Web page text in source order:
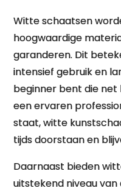
Witte schaatsen
hoogwaardige
garanderen. Dit
intensief gebruik en
beginner bent die
een ervaren
staat, witte
tijds doorstaan en
Daarnaast bieden
uitstekend niveau